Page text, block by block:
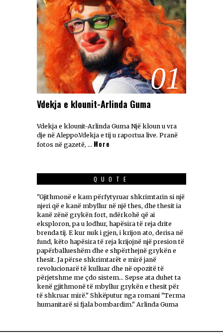
01
Vdekja e klounit-Arlinda Guma
Vdekja e klounit-Arlinda Guma Një kloun u vra
dje në Aleppo.Vdekja e tij u raportua live. Pranë
fotos në gazetë, … More
QUOTE
"Gjithmonë e kam përfytyruar shkrimtarin si një
njeri që e kanë mbyllur në një thes, dhe thesit ia
kanë zënë grykën fort, ndërkohë që ai
eksploron, pa u lodhur, hapësira të reja drite
brenda tij. E kur nuk i gjen, i krijon ato, derisa në
fund, këto hapësira të reja krijojnë një presion të
papërballueshëm dhe e shpërthejnë grykën e
thesit. Ja përse shkrimtarët e mirë janë
revolucionarë të kulluar dhe në opozitë të
përjetshme me çdo sistem... Sepse ata duhet ta
kenë gjithmonë të mbyllur grykën e thesit për
të shkruar mirë." Shkëputur nga romani "Terma
humanitarë si fjala bombardim." Arlinda Guma